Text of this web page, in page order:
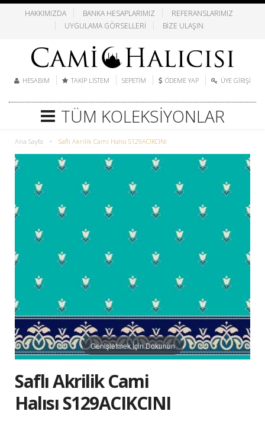
HAKKIMIZDA BANKA HESAPLARIMIZ
REFERANSLARIMIZ
UYGULAMA GÖRSELLERI
BIZE ULAŞIN
HESABIM TAKIP LISTEM SEPETIM ÖDEME YAP ÜYE GIRIŞI
TÜM KOLEKSIYONLAR
Ana Sayfa • Saflı Akrilik Cami Halısı S129ACIKCINI
Genişletmek İçin Dokunun
Saflı Akrilik Cami
Halısı S129ACIKCINI